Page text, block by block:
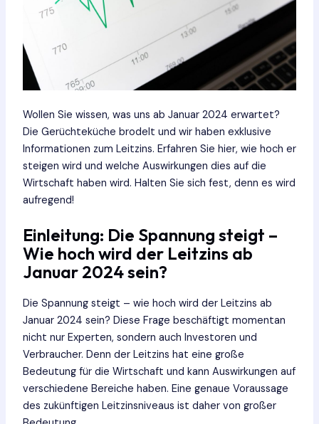
Wollen Sie wissen, was uns ab Januar 2024 erwartet?
Die Gerüchteküche brodelt und wir haben exklusive
Informationen zum Leitzins. Erfahren Sie hier, wie hoch er
steigen wird und welche Auswirkungen dies auf die
Wirtschaft haben wird. Halten Sie sich fest, denn es wird
aufregend!
Einleitung: Die Spannung steigt –
Wie hoch wird der Leitzins ab
Januar 2024 sein?
Die Spannung steigt – wie hoch wird der Leitzins ab
Januar 2024 sein? Diese Frage beschäftigt momentan
nicht nur Experten, sondern auch Investoren und
Verbraucher. Denn der Leitzins hat eine große
Bedeutung für die Wirtschaft und kann Auswirkungen auf
verschiedene Bereiche haben. Eine genaue Voraussage
des zukünftigen Leitzinsniveaus ist daher von großer